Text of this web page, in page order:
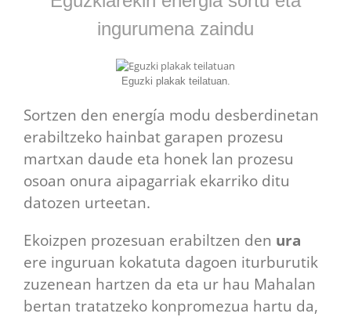
ingurumena zaindu
Eguzki plakak teilatuan.
Sortzen den energía modu desberdinetan
erabiltzeko hainbat garapen prozesu
martxan daude eta honek lan prozesu
osoan onura aipagarriak ekarriko ditu
datozen urteetan.
Ekoizpen prozesuan erabiltzen den ura
ere inguruan kokatuta dagoen iturburutik
zuzenean hartzen da eta ur hau Mahalan
bertan tratatzeko konpromezua hartu da,